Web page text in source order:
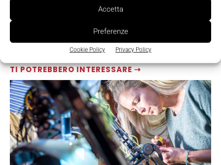
Accetta
Preferenze
Cookie Policy Privacy Policy
TI POTREBBERO INTERESSARE ⇢